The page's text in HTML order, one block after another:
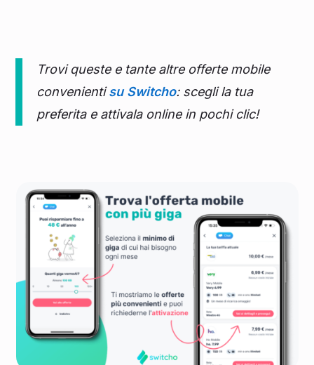
Trovi queste e tante altre offerte mobile
convenientisu Switcho: scegli la tua
preferita e attivala online in pochi clic!